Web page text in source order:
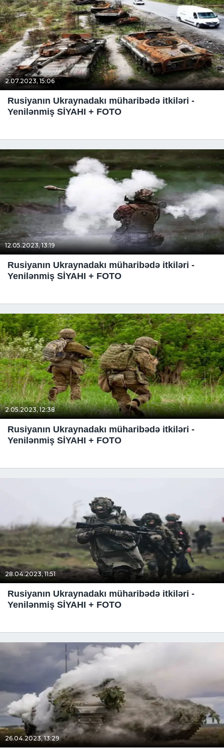
2.07.2023, 15:06
Rusiyanın Ukraynadakı müharibədə itkiləri -
Yenilənmiş SİYAHI + FOTO
12.05.2023, 13:19
Rusiyanın Ukraynadakı müharibədə itkiləri -
Yenilənmiş SİYAHI + FOTO
2.05.2023, 12:38
Rusiyanın Ukraynadakı müharibədə itkiləri -
Yenilənmiş SİYAHI + FOTO
28.04.2023, 11:51
Rusiyanın Ukraynadakı müharibədə itkiləri -
Yenilənmiş SİYAHI + FOTO
26.04.2023, 13:29